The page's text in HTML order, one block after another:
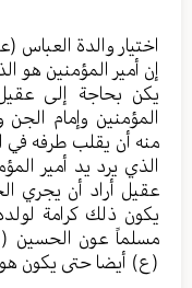
اختيار والدة العباس
إن أمير المؤمنين هو
يكن بحاجة إلى
المؤمنين وإمام الجن
منه أن يقلب طرفه في
الذي يرد يد أمير
عقيل أراد أن يجري
يكون ذلك كرامة
مسلماً عون الحسين
(ع) أيضا حتى يكون